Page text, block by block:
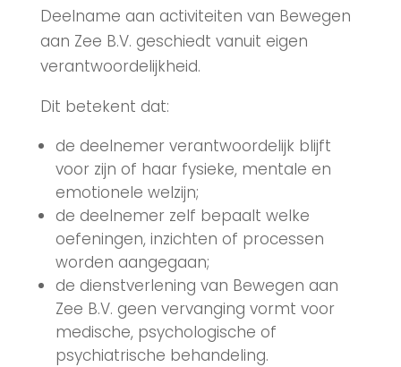
Deelname aan activiteiten van Bewegen
aan Zee B.V. geschiedt vanuit eigen
verantwoordelijkheid.
Dit betekent dat:
de deelnemer verantwoordelijk blijft
voor zijn of haar fysieke, mentale en
emotionele welzijn;
de deelnemer zelf bepaalt welke
oefeningen, inzichten of processen
worden aangegaan;
de dienstverlening van Bewegen aan
Zee B.V. geen vervanging vormt voor
medische, psychologische of
psychiatrische behandeling.